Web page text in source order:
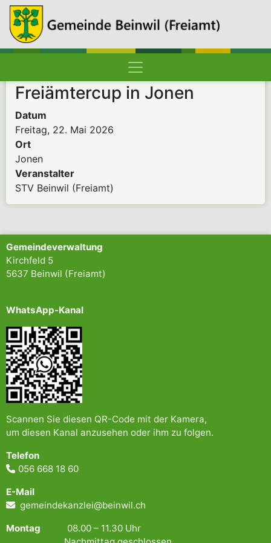
Hauptnavigation
Pfadnavigation
Startseite
Freiämtercup in Jonen
Datum
Freitag, 22. Mai 2026
Ort
Jonen
Veranstalter
STV Beinwil (Freiamt)
Gemeindeverwaltung
Kirchfeld 5
5637 Beinwil (Freiamt)
WhatsApp-Kanal
Scannen Sie diesen QR-Code mit der Kamera,
um diesen Kanal anzusehen oder ihm zu folgen.
Telefon
056 668 18 60
E-Mail
gemeindekanzlei@beinwil.ch
Montag 08.00 – 11.30 Uhr